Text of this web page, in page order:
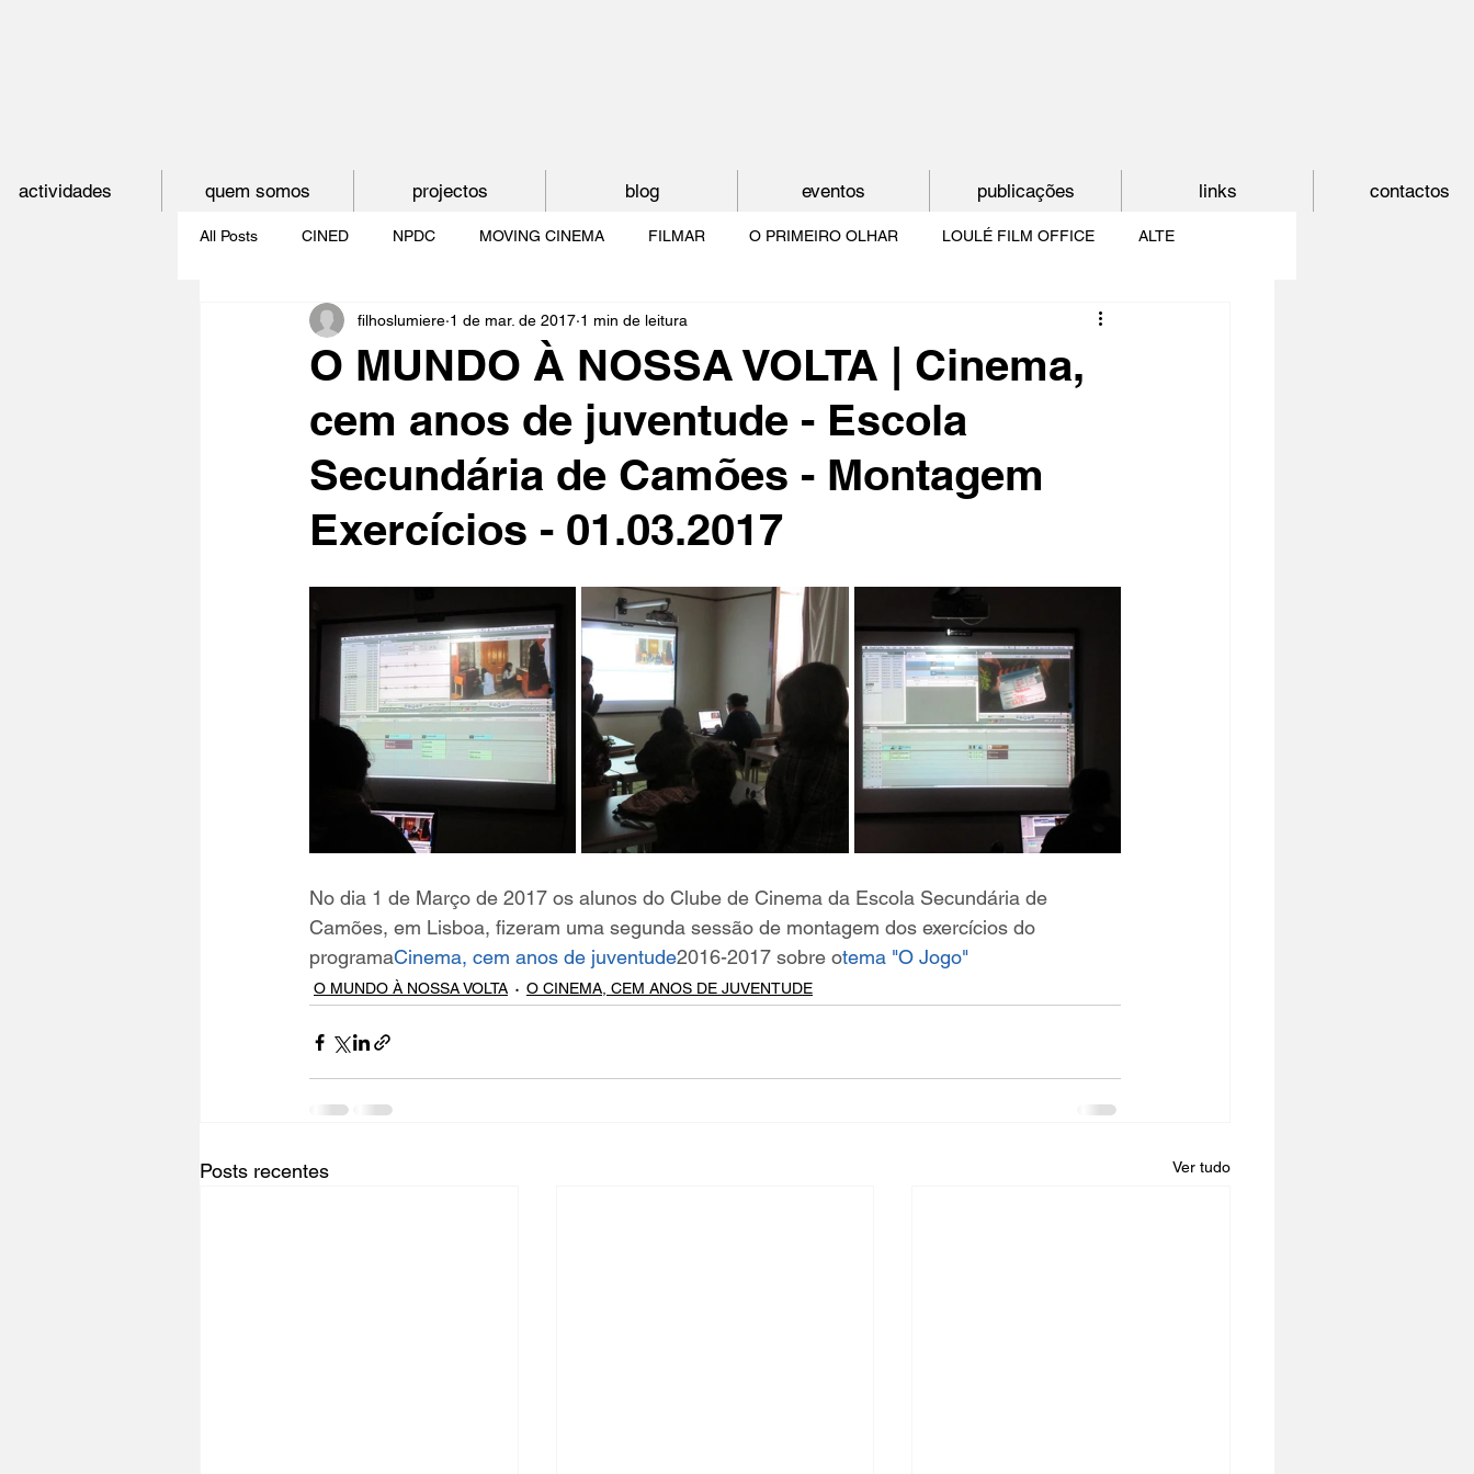
All Posts CINED NPDC MOVING CINEMA FILMAR O PRIMEIRO OLHAR LOULÉ FILM OFFICE ALTE
O CINEMA, CEM ANOS DE JUVENTUDE O MUNDO À NOSSA VOLTA SHORTCUT
CINECLUBE DAS GAIVOTAS O CINEMA POR DENTRO CRESCER COM O CINEMA NO PAÍS DO CINEMA
O MUNDO À NOSSA VOLTA | Cinema,
cem anos de juventude - Escola
Secundária de Camões - Montagem
Exercícios - 01.03.2017
filhoslumiere 1 de mar. de 2017 1 min de leitura
No dia 1 de Março de 2017 os alunos do Clube de Cinema da Escola Secundária de
Camões, em Lisboa, fizeram uma segunda sessão de montagem dos exercícios do
programaCinema, cem anos de juventude2016-2017 sobre otema "O Jogo"
O MUNDO À NOSSA VOLTA O CINEMA, CEM ANOS DE JUVENTUDE
Posts recentes Ver tudo
actividades quem somos projectos blog eventos publicações links contactos